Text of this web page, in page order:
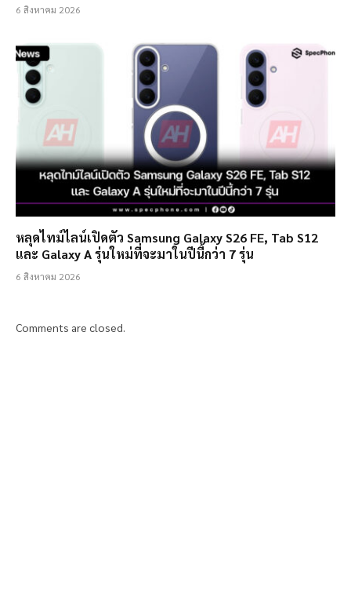
6 สิงหาคม 2026
หลุดไทม์ไลน์เปิดตัว Samsung Galaxy S26 FE, Tab S12
และ Galaxy A รุ่นใหม่ที่จะมาในปีนี้กว่า 7 รุ่น
6 สิงหาคม 2026
Comments are closed.